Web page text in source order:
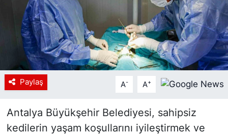
Paylaş A- A+
Antalya Büyükşehir Belediyesi, sahipsiz
kedilerin yaşam koşullarını iyileştirmek ve
Tanıtım